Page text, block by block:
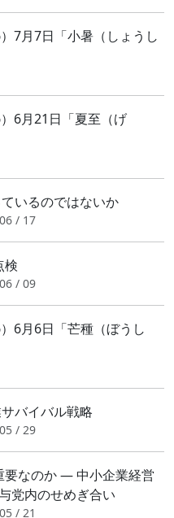
7月7日「小暑（しょうし
6月21日「夏至（げ
いるのではないか
/ 17
検
/ 09
6月6日「芒種（ぼうし
バイバル戦略
/ 29
要なのか ― 中小企業経営
党内のせめぎ合い
/ 21